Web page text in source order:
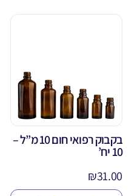
בקבוק רפואי חום 10 מ”ל –
10 יח’
₪31.00